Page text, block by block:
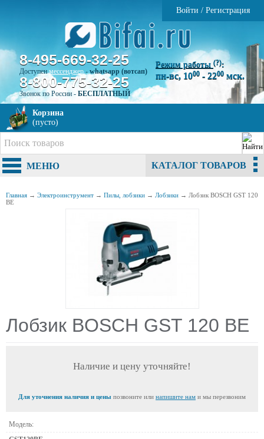
Войти / Регистрация
8-495-669-32-25
Доступенмессенджер-whatsapp (вотсап)
8-800-775-32-25
Звонок по России - БЕСПЛАТНЫЙ
Режим работы (?):
пн-вс, 1000 - 2200 мск.
Корзина
(пусто)
МЕНЮ КАТАЛОГ ТОВАРОВ
Главная → Электроинструмент → Пилы, лобзики → Лобзики → Лобзик BOSCH GST 120
BE
Лобзик BOSCH GST 120 BE
Наличие и цену уточняйте!
Для уточнения наличия и цены позвоните или напишите нам и мы перезвоним
Модель: